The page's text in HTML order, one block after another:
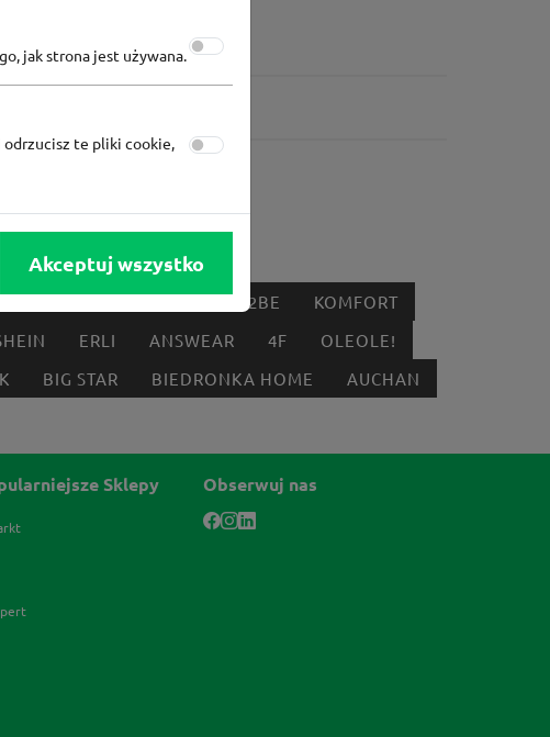
DYSON BORN2BE
KOMFORT
ERLI ANSWEAR 4F
OLEOLE!
BIG STAR BIEDRONKA HOME
AUCHAN
Sklepy Obserwuj nas
jak strona jest używana.
odrzucisz te pliki cookie,
Akceptuj wszystko